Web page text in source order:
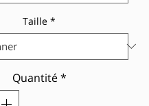
Taille *
Quantité *